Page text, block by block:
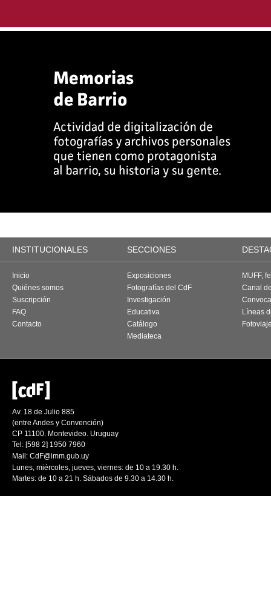
INSTITUCIONALES SECCIONES
Inicio
Quiénes somos
Suscripción
FAQ
Contacto
Exposiciones
Fotografías del CdF
Investigación
Educativa
Catálogo
Mediateca
MUFF,
Canal
Líneas
Av. 18 de Julio 885
(entre Andes y Convención)
CP 11100. Montevideo. Uruguay
Tel: [598 2] 1950 7960
Mail: CdF@imm.gub.uy
Lunes, miércoles, jueves, viernes: de 10 a 19.30 h.
Martes: de 10 a 21 h. Sábados de 9.30 a 14.30 h.